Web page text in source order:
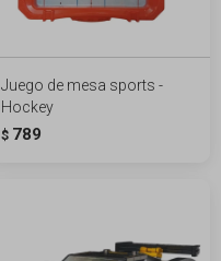
Juego de mesa sports -
Hockey
$ 789